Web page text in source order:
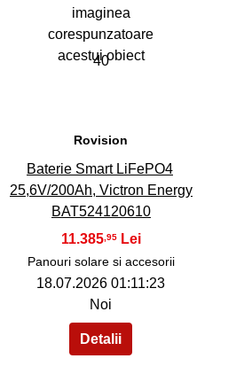
40
Rovision
Baterie Smart LiFePO4
25,6V/200Ah, Victron Energy
BAT524120610
11.385,95
Panouri solare si accesorii
18.07.2026 01:11:23
Noi